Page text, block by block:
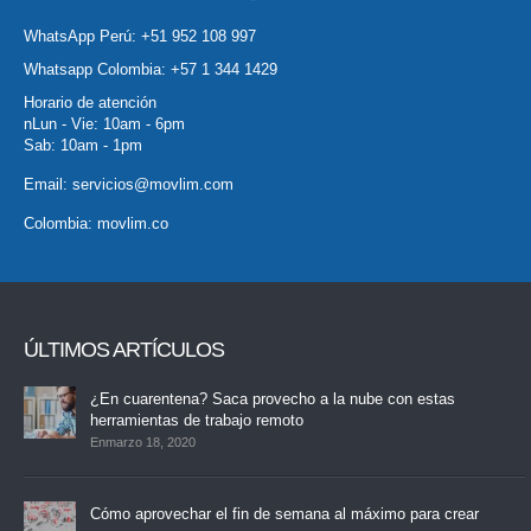
WhatsApp Perú: +51 952 108 997
Whatsapp Colombia: +57 1 344 1429
Horario de atención
nLun - Vie: 10am - 6pm
Sab: 10am - 1pm
Email: servicios@movlim.com
Colombia: movlim.co
ÚLTIMOS ARTÍCULOS
¿En cuarentena? Saca provecho a la nube con estas
herramientas de trabajo remoto
Enmarzo 18, 2020
Cómo aprovechar el fin de semana al máximo para crear